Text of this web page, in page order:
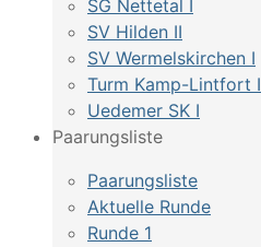
SG Nettetal I
SV Hilden II
SV Wermelskirchen I
Turm Kamp-Lintfort I
Uedemer SK I
Paarungsliste
Paarungsliste
Aktuelle Runde
Runde 1